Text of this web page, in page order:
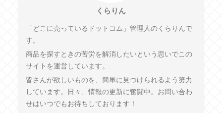
くらりん
「どこに売っているドットコム」管理人のくらりんで
す。
商品を探すときの苦労を解消したいという思いでこの
サイトを運営しています。
皆さんが欲しいものを、簡単に見つけられるよう努力
しています。日々、情報の更新に奮闘中。お問い合わ
せはいつでもお待ちしております！